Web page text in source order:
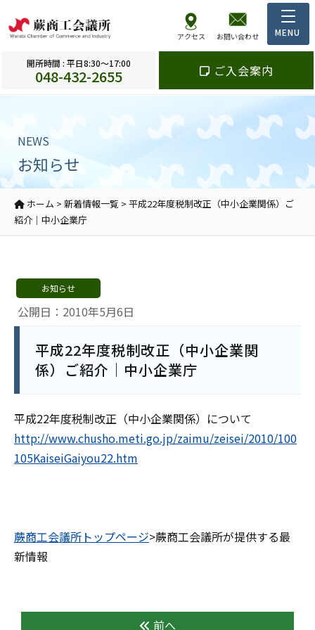
アクセス お問い合わせ
開所時間 : 平日8:30～17:00
048-432-2655 ご入会案内
NEWS
お知らせ
ホーム > 新着情報一覧 > 平成22年度税制改正（中小企業関係）ご
紹介｜中小企業庁
公開日：2010年5月6日
お知らせ
平成22年度税制改正（中小企業関
係）ご紹介｜中小企業庁
平成22年度税制改正（中小企業関係）について
http://www.chusho.meti.go.jp/zaimu/zeisei/2010/100
105KaiseiGaiyou22.htm
蕨商工会議所トップページ>蕨商工会議所が提供する最
新情報
前へ